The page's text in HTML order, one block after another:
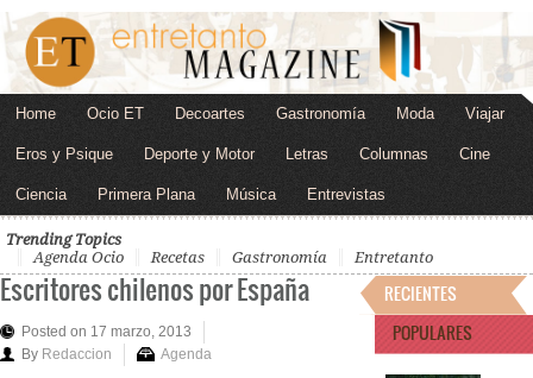
Home Ocio ET Decoartes Gastronomía Moda Viajar
Eros y Psique Deporte y Motor Letras Columnas Cine
Ciencia Primera Plana Música Entrevistas
Trending Topics
Agenda Ocio
Recetas Gastronomía Entretanto
Escritores chilenos por España
Posted on 17 marzo, 2013
By Redaccion Agenda
RECIENTES
POPULARES